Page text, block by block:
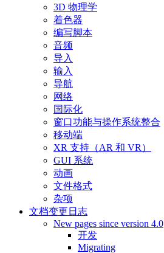
3D 物理学
着色器
编写脚本
音频
导入
输入
导航
网络
国际化
窗口功能与操作系统整合
移动端
XR 支持（AR 和 VR）
GUI 系统
动画
文件格式
杂项
文档变更日志
New pages since version 4.0
开发
Migrating